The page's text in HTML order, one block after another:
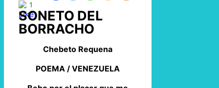
1
SONETO DEL
BORRACHO
Chebeto Requena
POEMA / VENEZUELA